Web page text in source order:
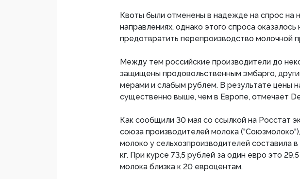
Квоты были отменены в надежде на спрос на
направлениях, однако этого спроса
предотвратить перепроизводство молочной
Между тем российские производители до
защищены продовольственным эмбарго,
мерами и слабым рублем. В результате цены
существенно выше, чем в Европе, отмечает
Как сообщили 30 мая со ссылкой на Росстат
союза производителей молока
молоко у сельхозпроизводителей составила в
кг. При курсе 73,5 рублей за один евро это
молока близка к 20 евроцентам.